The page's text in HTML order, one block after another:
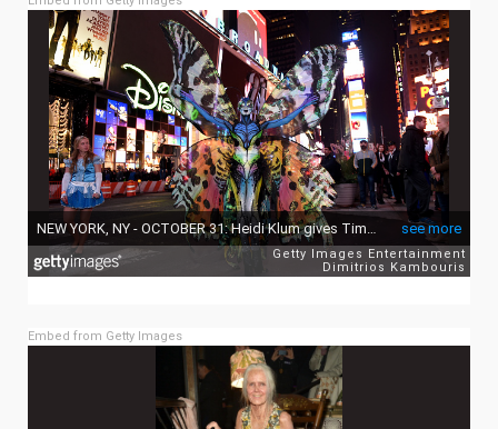
Embed from Getty Images